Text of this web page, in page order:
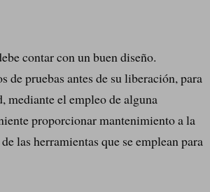
contar con un buen diseño.
de pruebas antes de su liberación, para
mediante el empleo de alguna
proporcionar mantenimiento a la
las herramientas que se emplean para